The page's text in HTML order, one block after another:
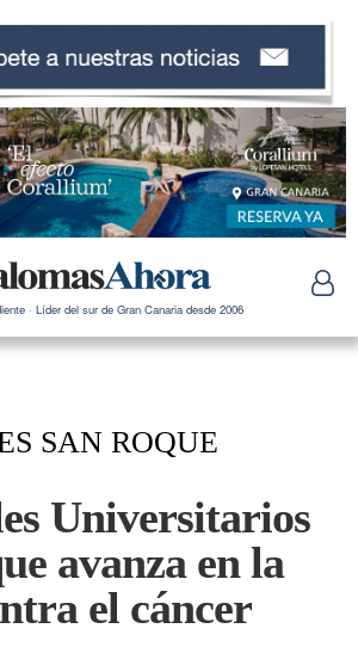
· Líder del sur de Gran Canaria desde 2006
SAN ROQUE
Universitarios
avanza en la
el cáncer